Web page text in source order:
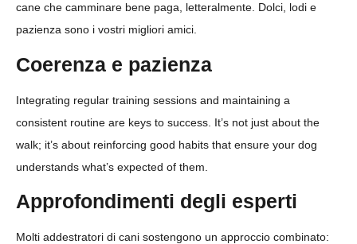
cane che camminare bene paga, letteralmente. Dolci, lodi e
pazienza sono i vostri migliori amici.
Coerenza e pazienza
Integrating regular training sessions and maintaining a
consistent routine are keys to success. It’s not just about the
walk; it’s about reinforcing good habits that ensure your dog
understands what’s expected of them.
Approfondimenti degli esperti
Molti addestratori di cani sostengono un approccio combinato: